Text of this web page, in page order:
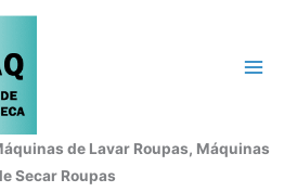
de Lavar Roupas, Máquinas
Secar Roupas